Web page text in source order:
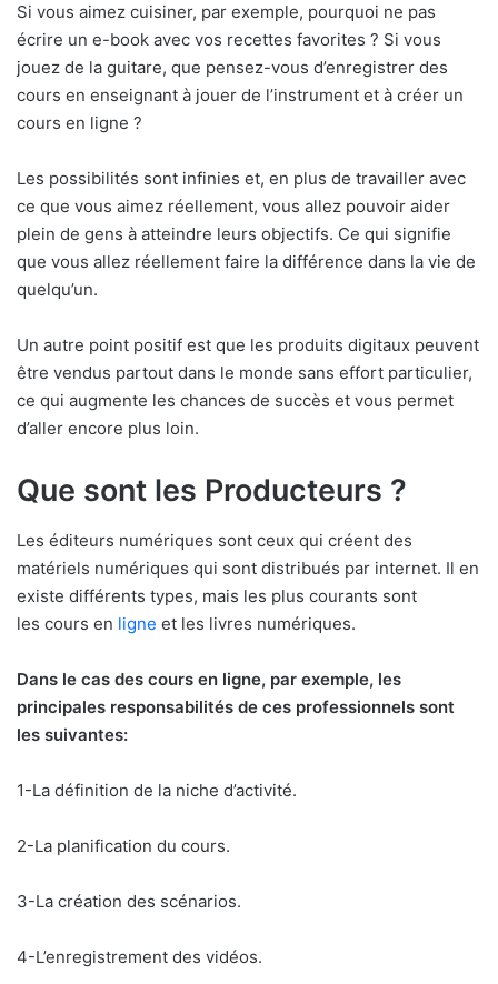
Si vous aimez cuisiner, par exemple, pourquoi ne pas
écrire un e-book avec vos recettes favorites ? Si vous
jouez de la guitare, que pensez-vous d’enregistrer des
cours en enseignant à jouer de l’instrument et à créer un
cours en ligne ?
Les possibilités sont infinies et, en plus de travailler avec
ce que vous aimez réellement, vous allez pouvoir aider
plein de gens à atteindre leurs objectifs. Ce qui signifie
que vous allez réellement faire la différence dans la vie de
quelqu’un.
Un autre point positif est que les produits digitaux peuvent
être vendus partout dans le monde sans effort particulier,
ce qui augmente les chances de succès et vous permet
d’aller encore plus loin.
Que sont les Producteurs ?
Les éditeurs numériques sont ceux qui créent des
matériels numériques qui sont distribués par internet. Il en
existe différents types, mais les plus courants sont
les cours en ligne et les livres numériques.
Dans le cas des cours en ligne, par exemple, les
principales responsabilités de ces professionnels sont
les suivantes:
1-La définition de la niche d’activité.
2-La planification du cours.
3-La création des scénarios.
4-L’enregistrement des vidéos.